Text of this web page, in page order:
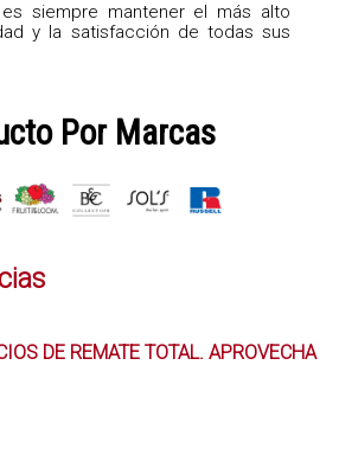
siempre mantener el más alto
y la satisfacción de todas sus
Por Marcas
DE REMATE TOTAL. APROVECHA